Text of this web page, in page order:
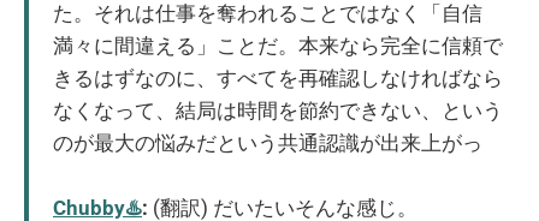
た。それは仕事を奪われることではなく「自信
満々に間違える」ことだ。本来なら完全に信頼で
きるはずなのに、すべてを再確認しなければなら
なくなって、結局は時間を節約できない、という
のが最大の悩みだという共通認識が出来上がっ
Chubby♨️: (翻訳) だいたいそんな感じ。